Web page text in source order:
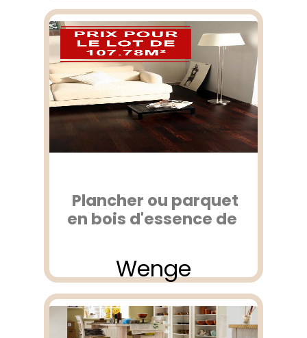
Plancher ou parquet
en bois d'essence de
Wenge